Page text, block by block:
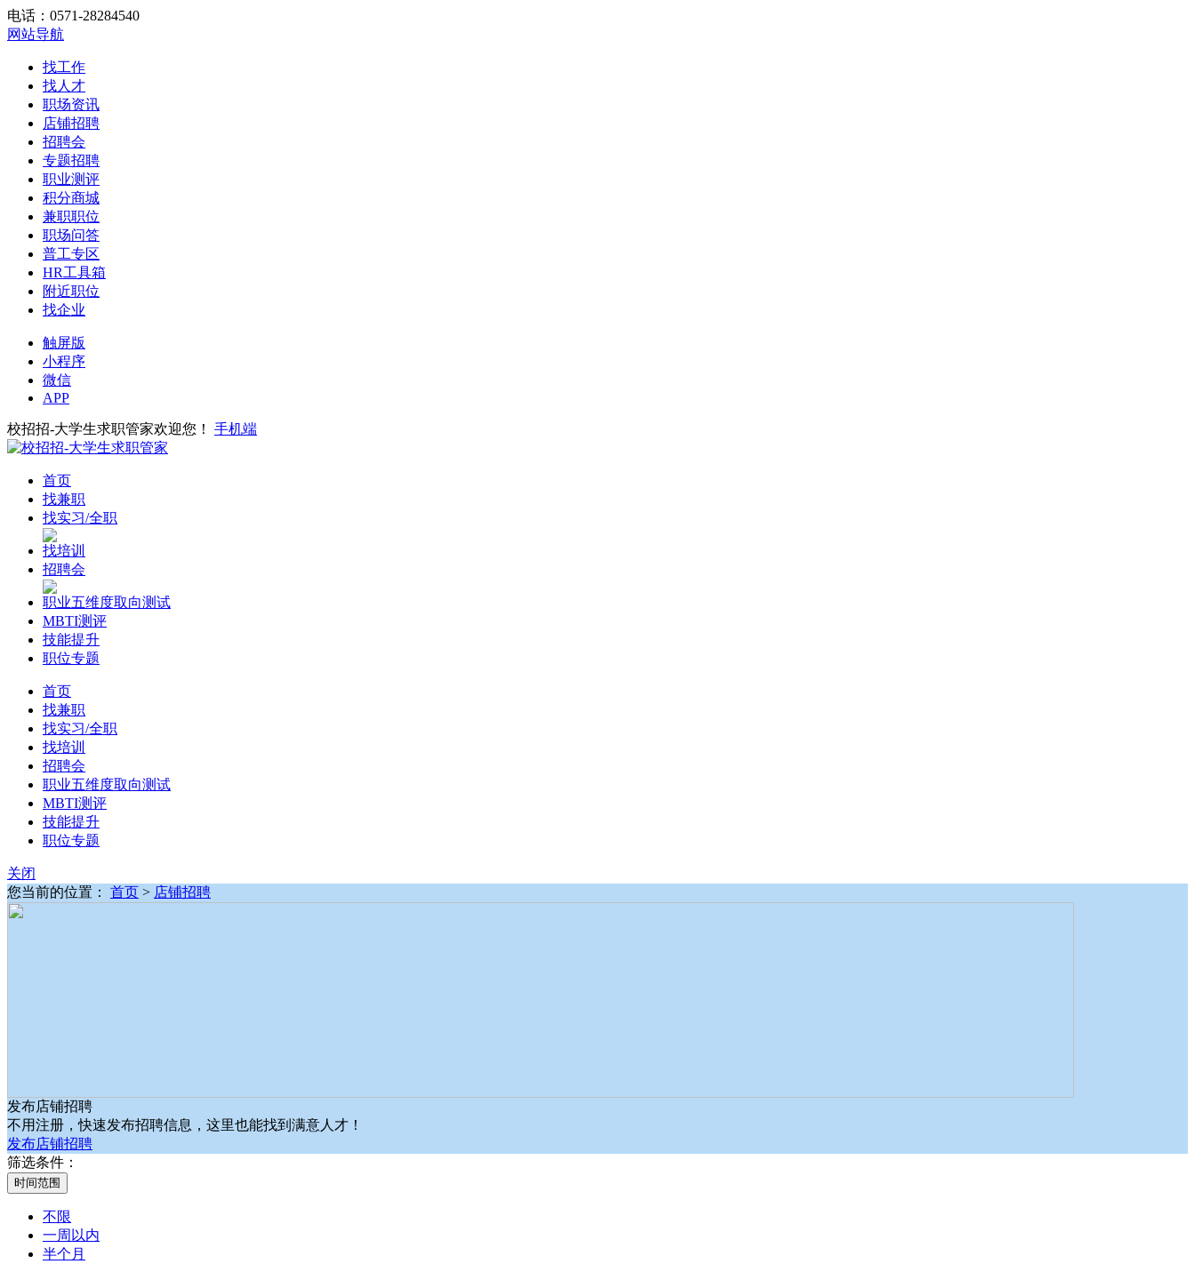
电话：0571-28284540
网站导航
找工作
找人才
职场资讯
店铺招聘
招聘会
专题招聘
职业测评
积分商城
兼职职位
职场问答
普工专区
HR工具箱
附近职位
找企业
触屏版
小程序
微信
APP
校招招-大学生求职管家欢迎您！ 手机端
首页
找兼职
找实习/全职
找培训
招聘会
职业五维度取向测试
MBTI测评
技能提升
职位专题
首页
找兼职
找实习/全职
找培训
招聘会
职业五维度取向测试
MBTI测评
技能提升
职位专题
关闭
您当前的位置： 首页 > 店铺招聘
发布店铺招聘
不用注册，快速发布招聘信息，这里也能找到满意人才！
发布店铺招聘
筛选条件：
不限
一周以内
半个月